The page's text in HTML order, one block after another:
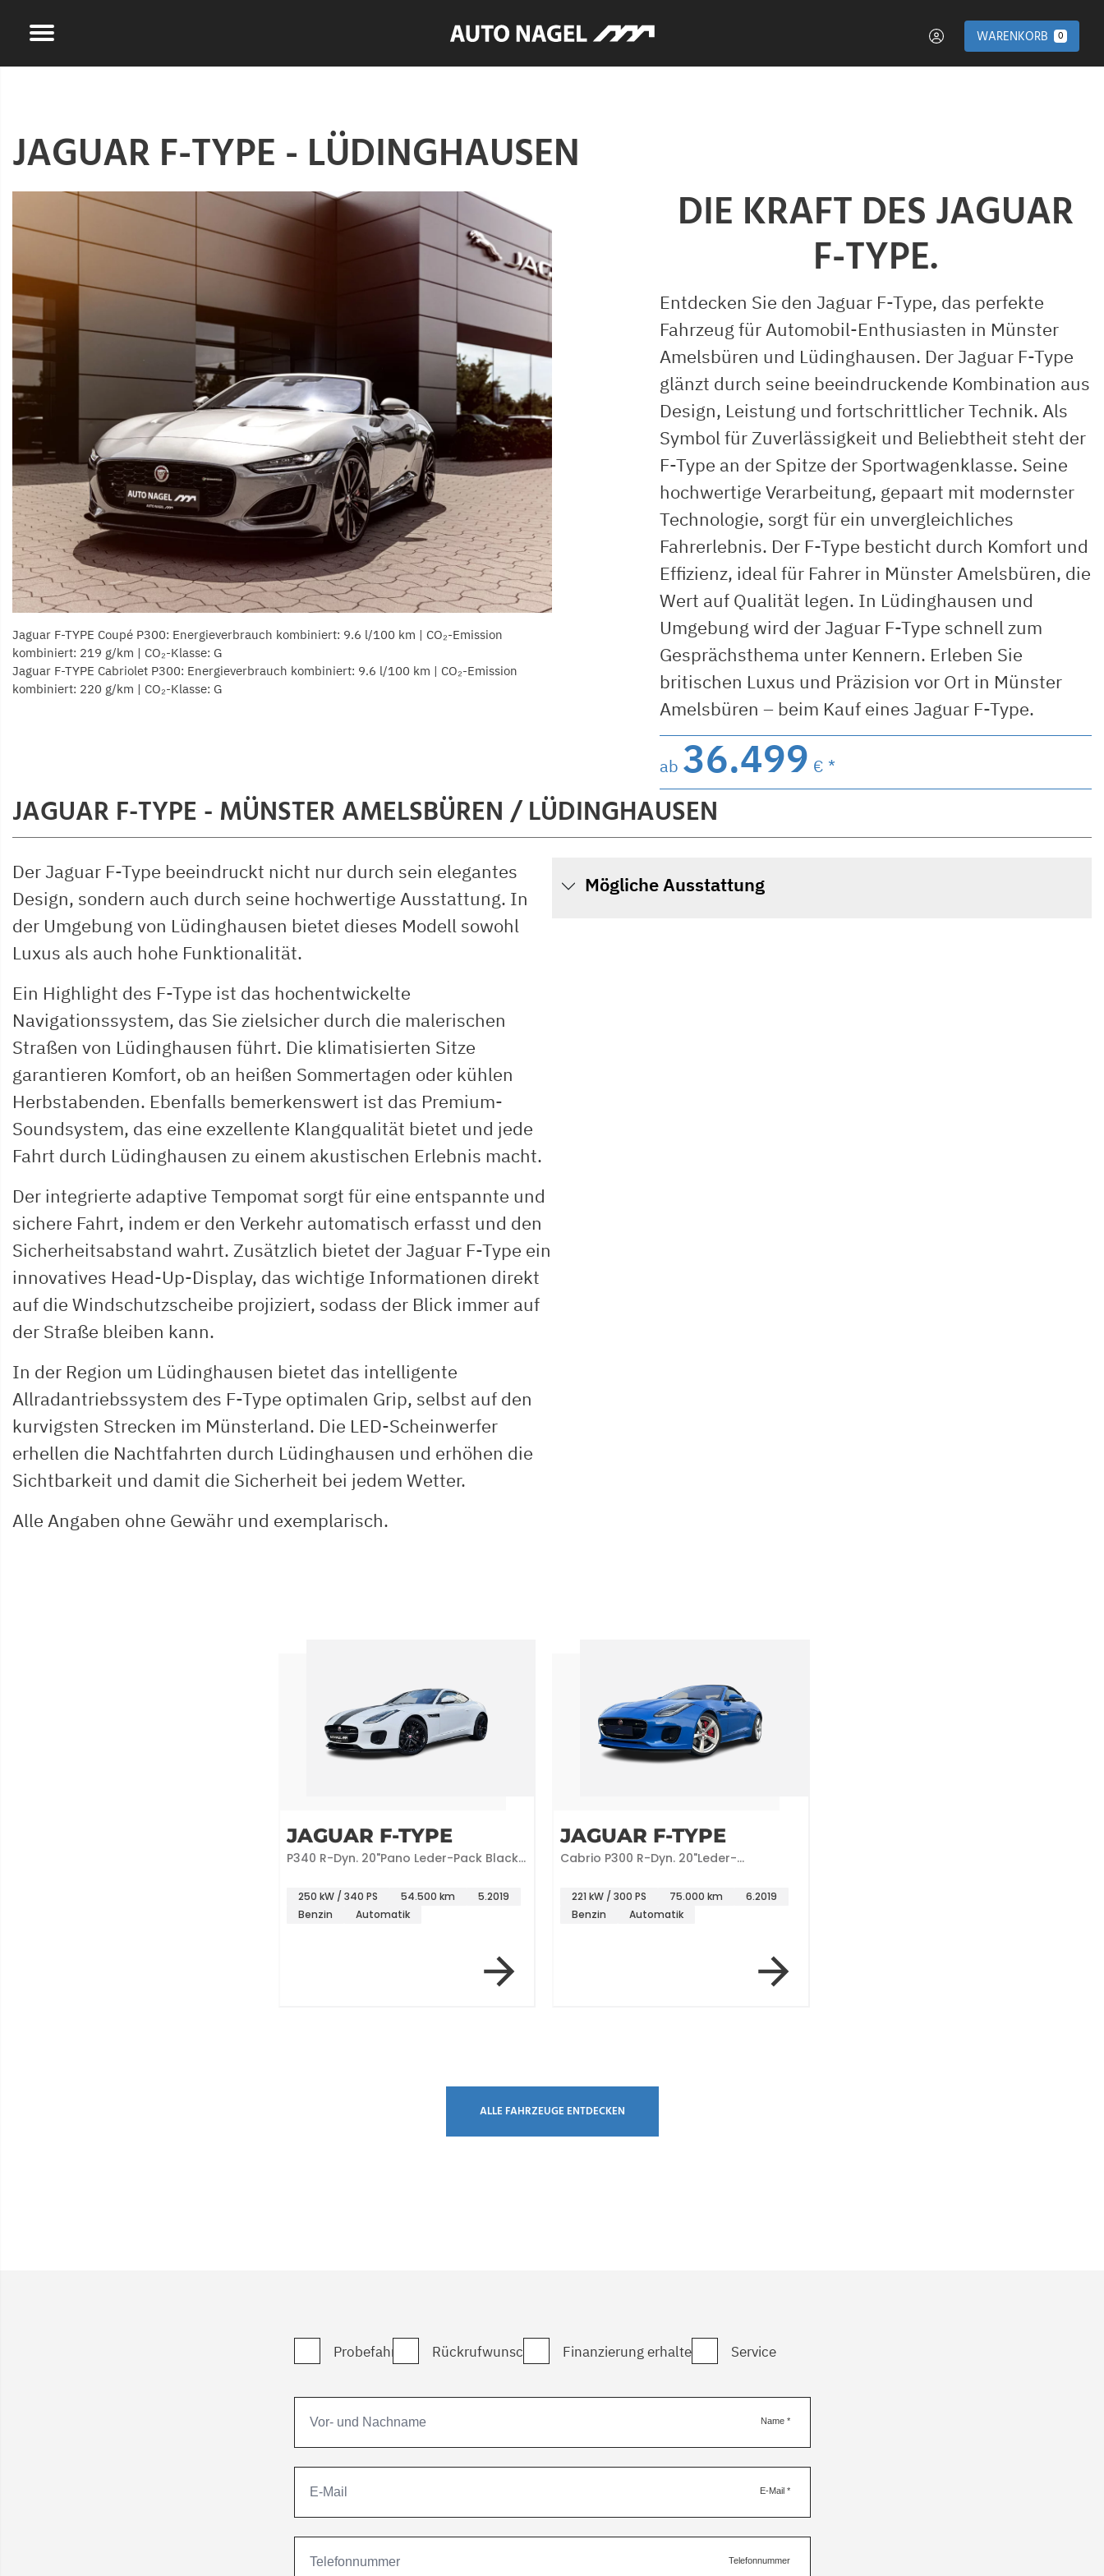
WARENKORB 0
JAGUAR F-TYPE - LÜDINGHAUSEN
Jaguar F-TYPE Coupé P300: Energieverbrauch kombiniert: 9.6 l/100 km | CO₂-Emission
kombiniert: 219 g/km | CO₂-Klasse: G
Jaguar F-TYPE Cabriolet P300: Energieverbrauch kombiniert: 9.6 l/100 km | CO₂-Emission
kombiniert: 220 g/km | CO₂-Klasse: G
DIE KRAFT DES JAGUAR
F-TYPE.
Entdecken Sie den Jaguar F-Type, das perfekte
Fahrzeug für Automobil-Enthusiasten in Münster
Amelsbüren und Lüdinghausen. Der Jaguar F-Type
glänzt durch seine beeindruckende Kombination aus
Design, Leistung und fortschrittlicher Technik. Als
Symbol für Zuverlässigkeit und Beliebtheit steht der
F-Type an der Spitze der Sportwagenklasse. Seine
hochwertige Verarbeitung, gepaart mit modernster
Technologie, sorgt für ein unvergleichliches
Fahrerlebnis. Der F-Type besticht durch Komfort und
Effizienz, ideal für Fahrer in Münster Amelsbüren, die
Wert auf Qualität legen. In Lüdinghausen und
Umgebung wird der Jaguar F-Type schnell zum
Gesprächsthema unter Kennern. Erleben Sie
britischen Luxus und Präzision vor Ort in Münster
Amelsbüren – beim Kauf eines Jaguar F-Type.
ab 36.499 € *
JAGUAR F-TYPE - MÜNSTER AMELSBÜREN / LÜDINGHAUSEN
Der Jaguar F-Type beeindruckt nicht nur durch sein elegantes
Design, sondern auch durch seine hochwertige Ausstattung. In
der Umgebung von Lüdinghausen bietet dieses Modell sowohl
Luxus als auch hohe Funktionalität.
Ein Highlight des F-Type ist das hochentwickelte
Navigationssystem, das Sie zielsicher durch die malerischen
Straßen von Lüdinghausen führt. Die klimatisierten Sitze
garantieren Komfort, ob an heißen Sommertagen oder kühlen
Herbstabenden. Ebenfalls bemerkenswert ist das Premium-
Soundsystem, das eine exzellente Klangqualität bietet und jede
Fahrt durch Lüdinghausen zu einem akustischen Erlebnis macht.
Der integrierte adaptive Tempomat sorgt für eine entspannte und
sichere Fahrt, indem er den Verkehr automatisch erfasst und den
Sicherheitsabstand wahrt. Zusätzlich bietet der Jaguar F-Type ein
innovatives Head-Up-Display, das wichtige Informationen direkt
auf die Windschutzscheibe projiziert, sodass der Blick immer auf
der Straße bleiben kann.
In der Region um Lüdinghausen bietet das intelligente
Allradantriebssystem des F-Type optimalen Grip, selbst auf den
kurvigsten Strecken im Münsterland. Die LED-Scheinwerfer
erhellen die Nachtfahrten durch Lüdinghausen und erhöhen die
Sichtbarkeit und damit die Sicherheit bei jedem Wetter.
Alle Angaben ohne Gewähr und exemplarisch.
Mögliche Ausstattung
JAGUAR F-TYPE
P340 R-Dyn. 20"Pano Leder-Pack Black-
250 kW / 340 PS 54.500 km
5.2019
Benzin
Automatik
JAGUAR F-TYPE
Cabrio P300 R-Dyn. 20"Leder-
221 kW / 300 PS 75.000 km
6.2019
Benzin
Automatik
ALLE FAHRZEUGE ENTDECKEN
Probefahrt Rückrufwunsch Finanzierung erhalten Service
Name *
E-Mail *
Telefonnummer